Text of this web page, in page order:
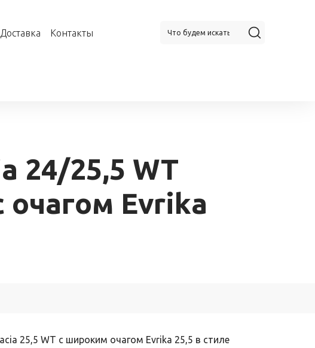
Доставка Контакты
24/25,5 WT
очагом Evrika
25,5 WT с широким очагом Evrika 25,5 в стиле